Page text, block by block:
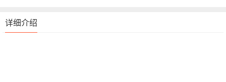
详细介绍